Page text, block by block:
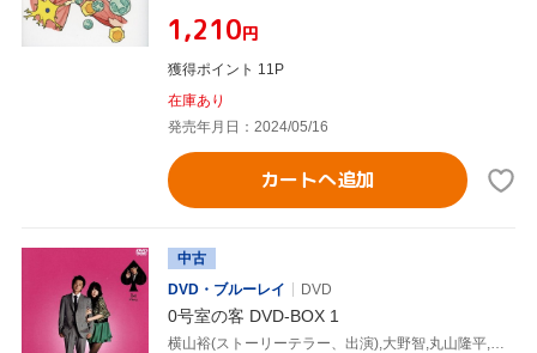
¥1,210円
獲得ポイント 11P
在庫あり
発売年月日：2024/05/16
カートへ追加
中古
DVD・ブルーレイ
DVD
0号室の客 DVD-BOX 1
横山裕(ストーリーテラー、出演),大野智,丸山隆平,加藤成亮